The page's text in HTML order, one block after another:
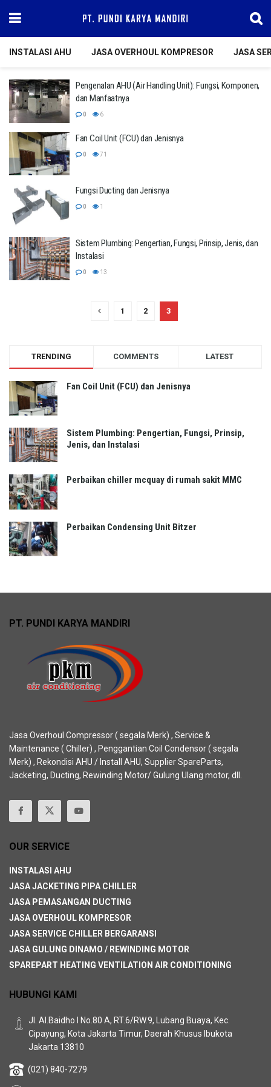
INSTALASI AHU JASA OVERHOUL KOMPRESOR JASA
Pengenalan AHU (Air Handling Unit): Fungsi, Komponen,
dan Manfaatnya
0 6
Fan Coil Unit (FCU) dan Jenisnya
0 71
Fungsi Ducting dan Jenisnya
0 1
Sistem Plumbing: Pengertian, Fungsi, Prinsip, Jenis, dan
Instalasi
0 13
1 2 3
TRENDING COMMENTS LATEST
Fan Coil Unit (FCU) dan Jenisnya
Sistem Plumbing: Pengertian, Fungsi, Prinsip,
Jenis, dan Instalasi
Perbaikan chiller mcquay di rumah sakit MMC
Perbaikan Condensing Unit Bitzer
PT. PUNDI KARYA MANDIRI
Jasa Overhoul Compressor ( segala Merk) , Service &
Maintenance ( Chiller) , Penggantian Coil Condensor ( segala
Merk) , Rekondisi AHU / Install AHU, Supplier SpareParts,
Jacketing, Ducting, Rewinding Motor/ Gulung Ulang motor, dll.
OUR SERVICE
INSTALASI AHU
JASA JACKETING PIPA CHILLER
JASA PEMASANGAN DUCTING
JASA OVERHOUL KOMPRESOR
JASA SERVICE CHILLER BERGARANSI
JASA GULUNG DINAMO / REWINDING MOTOR
SPAREPART HEATING VENTILATION AIR CONDITIONING
HUBUNGI KAMI
Jl. Al.Baidho I No.80 A, RT.6/RW.9, Lubang Buaya, Kec.
Cipayung, Kota Jakarta Timur, Daerah Khusus Ibukota
Jakarta 13810
(021) 840-7279